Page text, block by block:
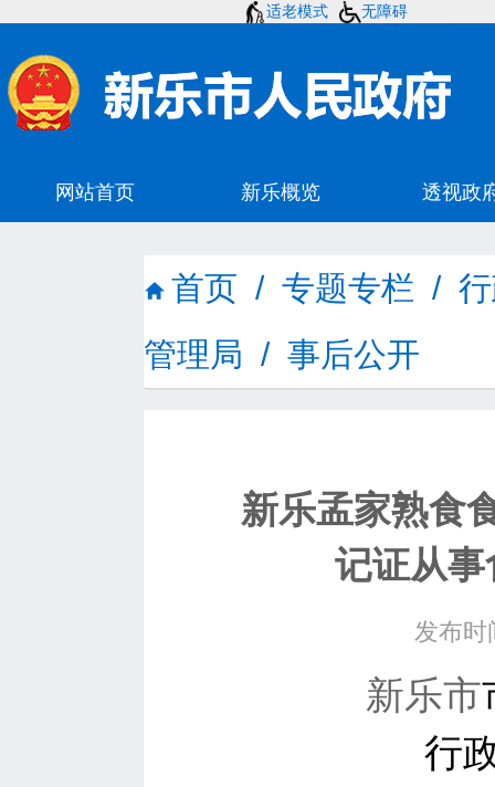
适老模式 无障碍
首页 / 专题专栏 /
管理局 / 事后公开
新乐孟家熟食
记证从
发布时
新乐市
行